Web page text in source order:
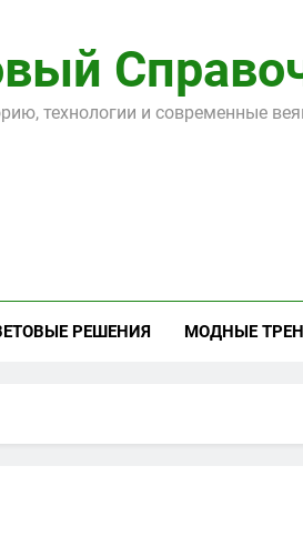
технологии и современные
РЕШЕНИЯ МОДНЫЕ